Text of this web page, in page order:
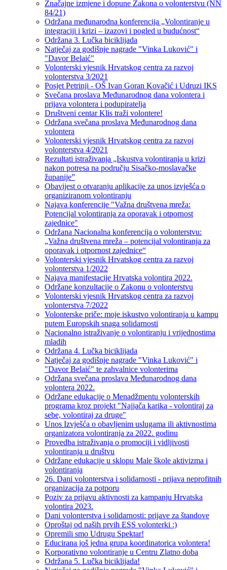
Značajne izmjene i dopune Zakona o volonterstvu (NN
84/21)
Održana međunarodna konferencija „Volontiranje u
integraciji i krizi – izazovi i pogled u budućnost“
Održana 3. Lučka biciklijada
Natječaj za godišnje nagrade "Vinka Luković" i
"Davor Belaić"
Volonterski vjesnik Hrvatskog centra za razvoj
volonterstva 3/2021
Posjet Petrinji - OŠ Ivan Goran Kovačić i Udruzi IKS
Svečana proslava Međunarodnog dana volontera i
prijava volontera i podupiratelja
Društveni centar Klis traži volontere!
Održana svečana proslava Međunarodnog dana
volontera
Volonterski vjesnik Hrvatskog centra za razvoj
volonterstva 4/2021
Rezultati istraživanja „Iskustva volontiranja u krizi
nakon potresa na području Sisačko-moslavačke
županije”
Obavijest o otvaranju aplikacije za unos izvješća o
organiziranom volontiranju
Najava konferencije "Važna društvena mreža:
Potencijal volontiranja za oporavak i otpornost
zajednice"
Održana Nacionalna konferencija o volonterstvu:
„Važna društvena mreža – potencijal volontiranja za
oporavak i otpornost zajednice“
Volonterski vjesnik Hrvatskog centra za razvoj
volonterstva 1/2022
Najava manifestacije Hrvatska volontira 2022.
Održane konzultacije o Zakonu o volonterstvu
Volonterski vjesnik Hrvatskog centra za razvoj
volonterstva 7/2022
Volonterske priče: moje iskustvo volontiranja u kampu
putem Europskih snaga solidarnosti
Nacionalno istraživanje o volontiranju i vrijednostima
mladih
Održana 4. Lučka biciklijada
Natječaj za godišnje nagrade "Vinka Luković" i
"Davor Belaić" te zahvalnice volonterima
Održana svečana proslava Međunarodnog dana
volontera 2022.
Održane edukacije o Menadžmentu volonterskih
programa kroz projekt "Najjača karika - volontiraj za
sebe, volontiraj za druge"
Unos Izvješća o obavljenim uslugama ili aktivnostima
organizatora volontiranja za 2022. godinu
Provedba istraživanja o promociji i vidljivosti
volontiranja u društvu
Održane edukacije u sklopu Male škole aktivizma i
volontiranja
26. Dani volonterstva i solidarnosti - prijava neprofitnih
organizacija za potporu
Poziv za prijavu aktivnosti za kampanju Hrvatska
volontira 2023.
Dani volonterstva i solidarnosti: prijave za štandove
Oproštaj od naših prvih ESS volonterki :)
Opremili smo Udrugu Spektar!
Educirana još jedna grupa koordinatorica volontera!
Korporativno volontiranje u Centru Zlatno doba
Održana 5. Lučka biciklijada!